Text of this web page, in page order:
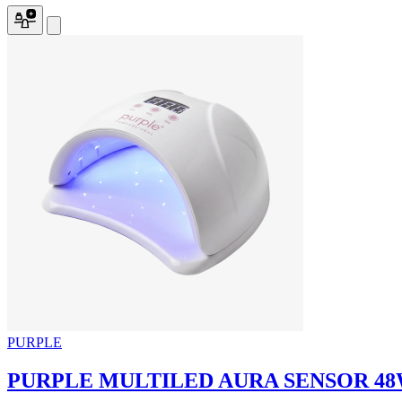
PURPLE
PURPLE MULTILED AURA SENSOR